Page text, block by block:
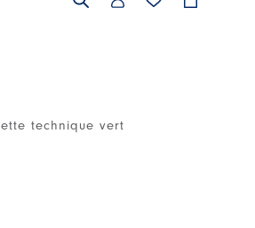
technique vert